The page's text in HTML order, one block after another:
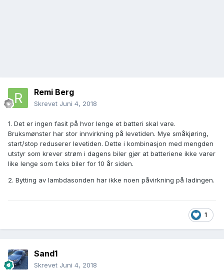
Remi Berg
Skrevet Juni 4, 2018
1. Det er ingen fasit på hvor lenge et batteri skal vare.
Bruksmønster har stor innvirkning på levetiden. Mye småkjøring,
start/stop reduserer levetiden. Dette i kombinasjon med mengden
utstyr som krever strøm i dagens biler gjør at batteriene ikke varer
like lenge som f.eks biler for 10 år siden.
2. Bytting av lambdasonden har ikke noen påvirkning på ladingen.
1
Sand1
Skrevet Juni 4, 2018